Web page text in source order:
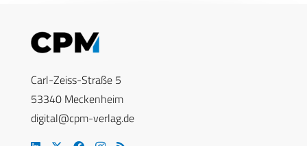
Carl-Zeiss-Straße 5
53340 Meckenheim
digital@cpm-verlag.de